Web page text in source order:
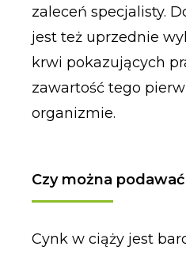
zaleceń specjalisty.
jest też uprzednie
krwi pokazujących
zawartość tego
organizmie.
Czy można
Cynk w ciąży jest